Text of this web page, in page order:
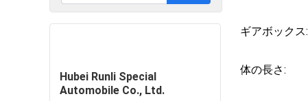
Hubei Runli Special
Automobile Co., Ltd.
ギアボックス:
体の長さ: